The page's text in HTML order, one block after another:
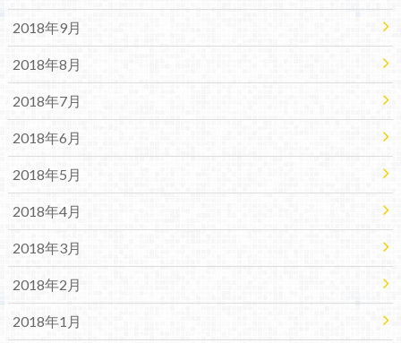
2018年9月
2018年8月
2018年7月
2018年6月
2018年5月
2018年4月
2018年3月
2018年2月
2018年1月